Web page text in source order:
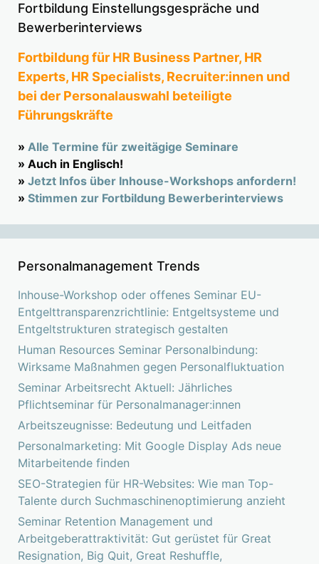
Fortbildung Einstellungsgespräche und
Bewerberinterviews
Fortbildung für HR Business Partner, HR
Experts, HR Specialists, Recruiter:innen und
bei der Personalauswahl beteiligte
Führungskräfte
» Alle Termine für zweitägige Seminare
» Auch in Englisch!
» Jetzt Infos über Inhouse-Workshops anfordern!
» Stimmen zur Fortbildung Bewerberinterviews
Personalmanagement Trends
Inhouse-Workshop oder offenes Seminar EU-
Entgelttransparenzrichtlinie: Entgeltsysteme und
Entgeltstrukturen strategisch gestalten
Human Resources Seminar Personalbindung:
Wirksame Maßnahmen gegen Personalfluktuation
Seminar Arbeitsrecht Aktuell: Jährliches
Pflichtseminar für Personalmanager:innen
Arbeitszeugnisse: Bedeutung und Leitfaden
Personalmarketing: Mit Google Display Ads neue
Mitarbeitende finden
SEO-Strategien für HR-Websites: Wie man Top-
Talente durch Suchmaschinenoptimierung anzieht
Seminar Retention Management und
Arbeitgeberattraktivität: Gut gerüstet für Great
Resignation, Big Quit, Great Reshuffle,